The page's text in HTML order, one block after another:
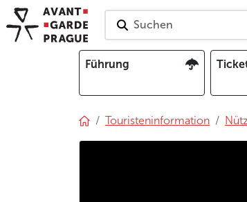
Suchen
Führung
Touristeninformation